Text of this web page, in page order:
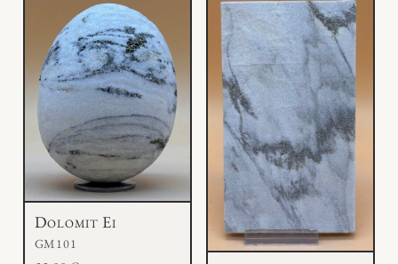
Dolomit Ei
GM101